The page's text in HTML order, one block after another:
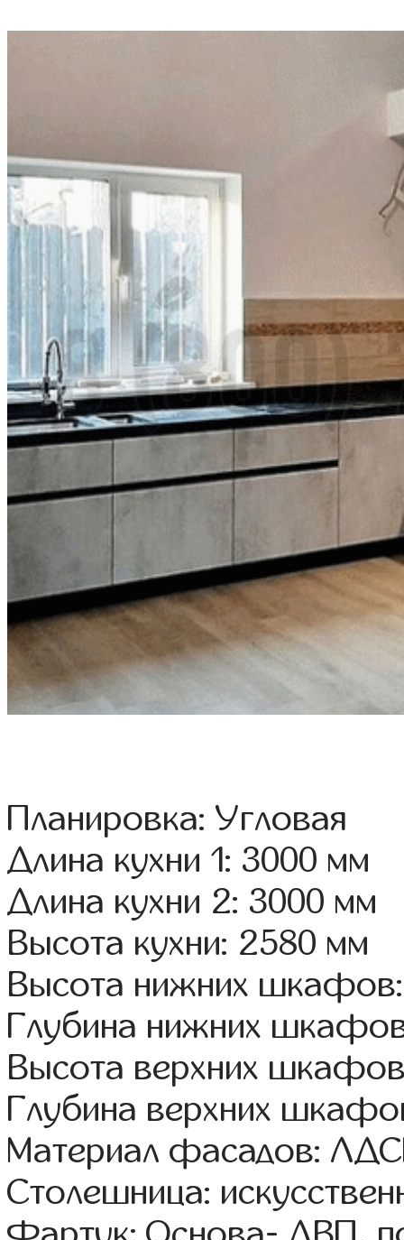
Планировка: Угловая
Длина кухни 1: 3000 мм
Длина кухни 2: 3000 мм
Высота кухни: 2580 мм
Высота нижних
Глубина нижних
Высота верхних
Глубина верхних
Материал фасадов:
Столешница: